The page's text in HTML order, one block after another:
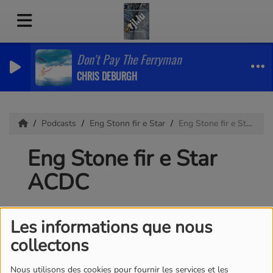
Les informations que nous
collectons
Nous utilisons des cookies pour fournir les services et les
Don't Pay The Ferryman
CHRIS DEBURGH
Podcasts Eng Stonn fir e Star Eng Stone fir e Star ACDC
Eng Stone fir e Star
ACDC